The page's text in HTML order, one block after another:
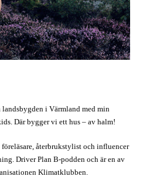
landsbygden i Värmland med min
Där bygger vi ett hus – av halm!
återbrukstylist och influencer
Driver Plan B-podden och är en av
Klimatklubben.